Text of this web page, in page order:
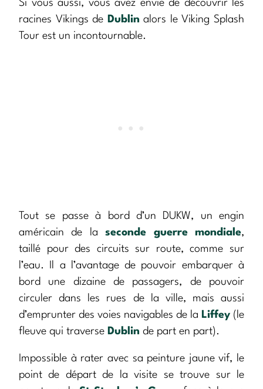
Si vous aussi, vous avez envie de découvrir les
racines Vikings de Dublin alors le Viking Splash
Tour est un incontournable.
Tout se passe à bord d’un DUKW, un engin
américain de laseconde guerre mondiale,
taillé pour des circuits sur route, comme sur
l’eau. Il a l’avantage de pouvoir embarquer à
bord une dizaine de passagers, de pouvoir
circuler dans les rues de la ville, mais aussi
d’emprunter des voies navigables de la Liffey (le
fleuve qui traverse Dublin de part en part).
Impossible à rater avec sa peinture jaune vif, le
point de départ de la visite se trouve sur le